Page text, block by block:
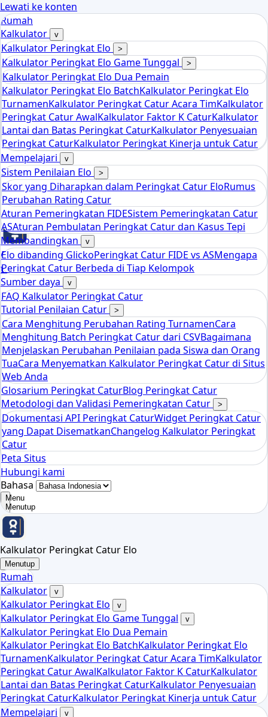
Lewati ke konten
Chess
tools
Kalkulator Peringkat Catur Elo
Rumah
Kalkulator
v
Kalkulator Peringkat Elo >
Kalkulator Peringkat Elo Game Tunggal >
Kalkulator Peringkat Elo Dua Pemain
Kalkulator Peringkat Elo BatchKalkulator Peringkat Elo
TurnamenKalkulator Peringkat Catur Acara TimKalkulator
Peringkat Catur AwalKalkulator Faktor K CaturKalkulator
Lantai dan Batas Peringkat CaturKalkulator Penyesuaian
Peringkat CaturKalkulator Peringkat Kinerja untuk Catur
Mempelajari
v
Sistem Penilaian Elo >
Skor yang Diharapkan dalam Peringkat Catur EloRumus
Perubahan Rating Catur
Aturan Pemeringkatan FIDESistem Pemeringkatan Catur
ASAturan Pembulatan Peringkat Catur dan Kasus Tepi
Membandingkan
v
Elo dibanding GlickoPeringkat Catur FIDE vs ASMengapa
Peringkat Catur Berbeda di Tiap Kelompok
Sumber daya
v
FAQ Kalkulator Peringkat Catur
Tutorial Penilaian Catur
>
Cara Menghitung Perubahan Rating TurnamenCara
Menghitung Batch Peringkat Catur dari CSVBagaimana
Menjelaskan Perubahan Penilaian pada Siswa dan Orang
TuaCara Menyematkan Kalkulator Peringkat Catur di Situs
Web Anda
Glosarium Peringkat CaturBlog Peringkat Catur
Metodologi dan Validasi Pemeringkatan Catur
>
Dokumentasi API Peringkat CaturWidget Peringkat Catur
yang Dapat DisematkanChangelog Kalkulator Peringkat
Catur
Peta Situs
Hubungi kami
Bahasa
Menu
Menutup
Kalkulator Peringkat Catur Elo
Menutup
Rumah
Kalkulator
v
Kalkulator Peringkat Elo v
Kalkulator Peringkat Elo Game Tunggal v
Kalkulator Peringkat Elo Dua Pemain
Kalkulator Peringkat Elo BatchKalkulator Peringkat Elo
TurnamenKalkulator Peringkat Catur Acara TimKalkulator
Peringkat Catur AwalKalkulator Faktor K CaturKalkulator
Lantai dan Batas Peringkat CaturKalkulator Penyesuaian
Peringkat CaturKalkulator Peringkat Kinerja untuk Catur
Mempelajari
v